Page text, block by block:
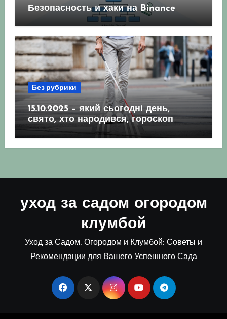
Безопасность и хаки на Binance
Без рубрики
15.10.2025 – який сьогодні день,
свято, хто народився, гороскоп
уход за садом огородом
клумбой
Уход за Садом, Огородом и Клумбой: Советы и
Рекомендации для Вашего Успешного Сада